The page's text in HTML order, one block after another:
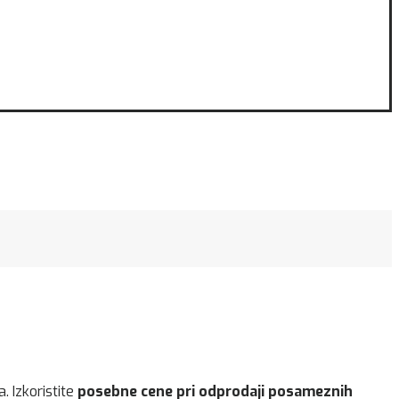
Izkoristite posebne cene pri odprodaji posameznih